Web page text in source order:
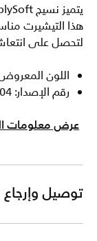
هذا التيشيرت
لتحصل على
اللون
رقم الإصدار: HQ8193-104
عرض معلومات
توصيل وإرجاع